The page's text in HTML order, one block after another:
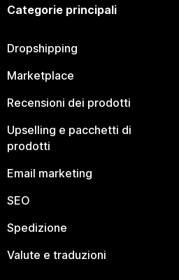
Categorie principali
Dropshipping
Marketplace
Recensioni dei prodotti
Upselling e pacchetti di
prodotti
Email marketing
SEO
Spedizione
Valute e traduzioni